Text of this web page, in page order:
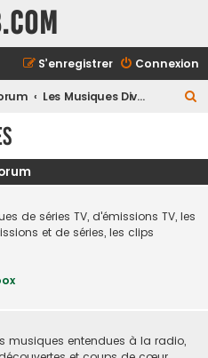
Connexion
S’enregistrer
Les Musiques Diverses
e
de séries TV, d'émissions TV, les
et de séries, les clips
musiques entendues à la radio,